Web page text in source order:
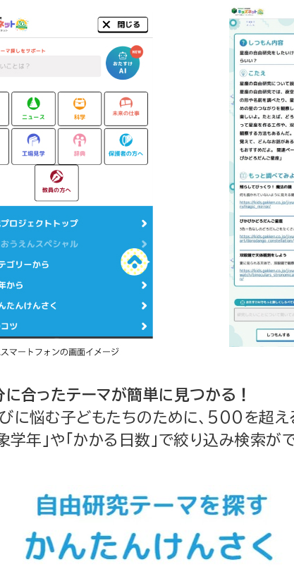
合ったテーマが簡単に見つかる！
に悩む子どもたちのために、500を超える
象学年」や「かかる日数」で絞り込み検索